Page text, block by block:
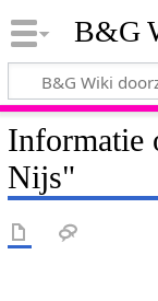
B&G
Informatie
Nijs"